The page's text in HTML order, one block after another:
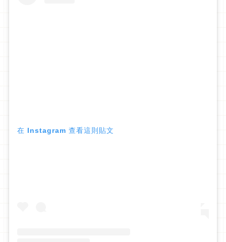
在 Instagram 查看這則貼文